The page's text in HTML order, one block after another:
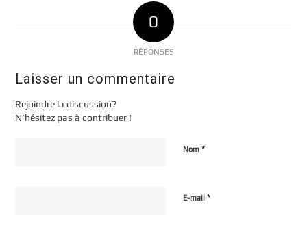
0
RÉPONSES
Laisser un commentaire
Rejoindre la discussion?
N’hésitez pas à contribuer !
Nom*
E-mail*